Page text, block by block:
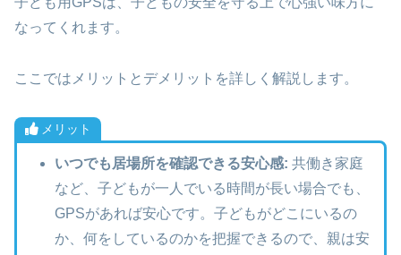
なってくれます。
ここではメリットとデメリットを詳しく解説します。
メリット
いつでも居場所を確認できる安心感: 共働き家庭
など、子どもが一人でいる時間が長い場合でも、
GPSがあれば安心です。子どもがどこにいるの
か、何をしているのかを把握できるので、親は安